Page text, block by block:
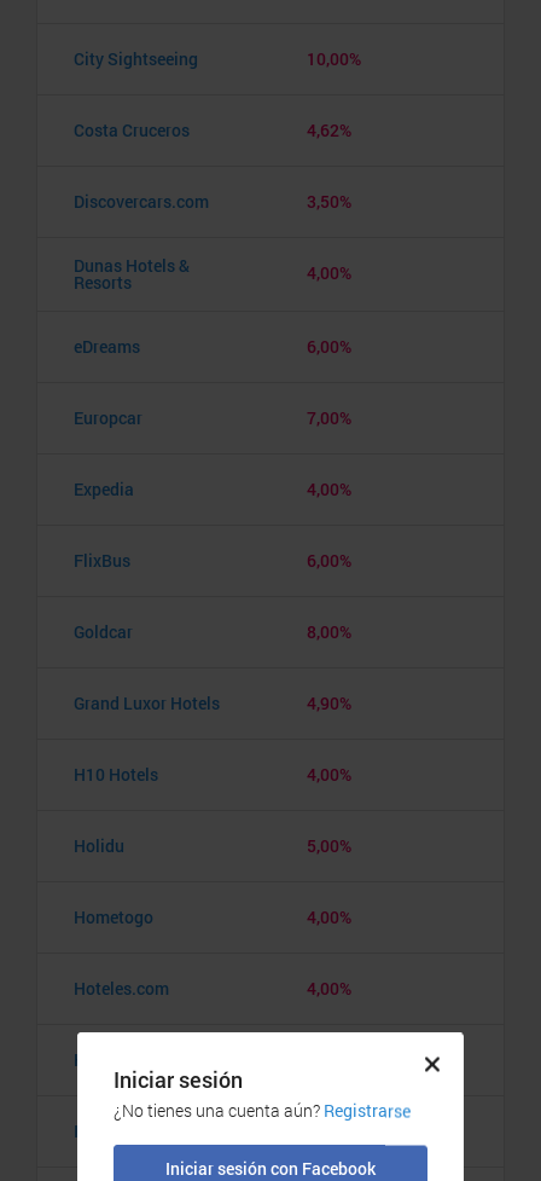
City Sightseeing 10,00%
Costa Cruceros 4,62%
Discovercars.com 3,50%
Dunas Hotels &
Resorts 4,00%
eDreams 6,00%
Europcar 7,00%
Expedia 4,00%
FlixBus 6,00%
Goldcar 8,00%
Grand Luxor Hotels 4,90%
H10 Hotels 4,00%
Holidu 5,00%
Hometogo 4,00%
Hoteles.com 4,00%
HRS
I amsterdam